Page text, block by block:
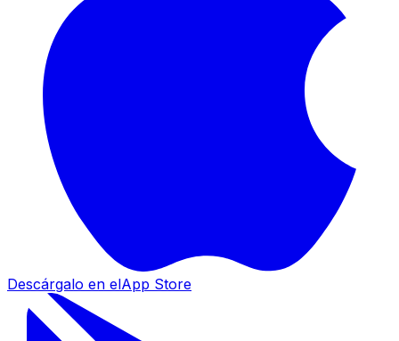
Descárgalo en elApp Store